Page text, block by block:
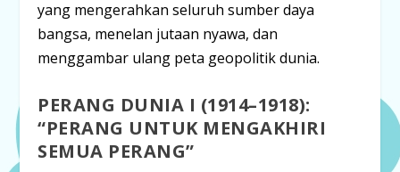
yang mengerahkan seluruh sumber daya
bangsa, menelan jutaan nyawa, dan
menggambar ulang peta geopolitik dunia.
PERANG DUNIA I (1914–1918):
“PERANG UNTUK MENGAKHIRI
SEMUA PERANG”